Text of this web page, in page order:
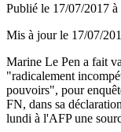
Publié le 17/07/2017
Mis à jour le 17/07/
Marine Le Pen a fait
"radicalement
pouvoirs", pour
FN, dans sa
lundi à l'AFP une